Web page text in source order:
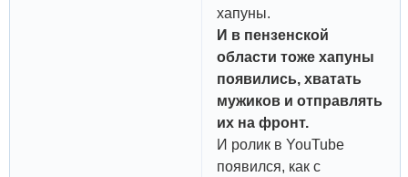
хапуны.
И в пензенской
области тоже хапуны
появились, хватать
мужиков и отправлять
их на фронт.
И ролик в YouTube
появился, как с